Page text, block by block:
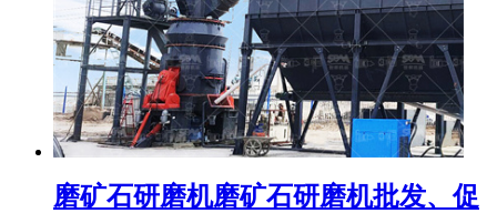
磨矿石研磨机磨矿石研磨机批发、促